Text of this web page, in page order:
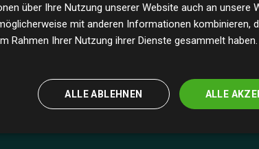
für die messbare Klimawirkung
über Ihre Nutzung unserer Website auch an unsere
mit anderen Informationen kombinieren,
Rahmen Ihrer Nutzung ihrer Dienste gesammelt haben.
ALLE
ALLE ABLEHNEN